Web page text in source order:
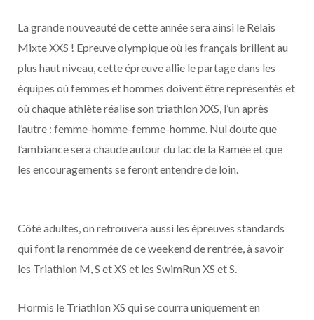
La grande nouveauté de cette année sera ainsi le Relais
Mixte XXS ! Epreuve olympique où les français brillent au
plus haut niveau, cette épreuve allie le partage dans les
équipes où femmes et hommes doivent être représentés et
où chaque athlète réalise son triathlon XXS, l’un après
l’autre : femme-homme-femme-homme. Nul doute que
l’ambiance sera chaude autour du lac de la Ramée et que
les encouragements se feront entendre de loin.
Côté adultes, on retrouvera aussi les épreuves standards
qui font la renommée de ce weekend de rentrée, à savoir
les Triathlon M, S et XS et les SwimRun XS et S.
Hormis le Triathlon XS qui se courra uniquement en